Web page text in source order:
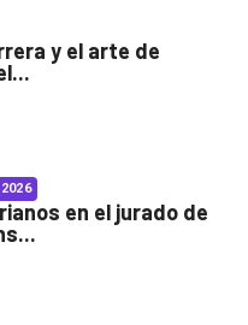
y el arte de
en el jurado de